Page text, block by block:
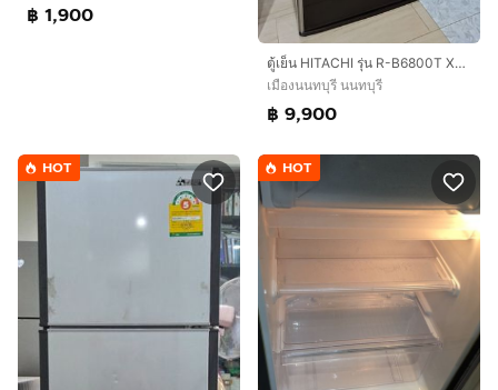
฿ 1,900
ตู้เย็น HITACHI รุ่น R-B6800T XT 6 ประตู ขนาด 24.5 คิว งานช่าง ปรับนิดหน่อยใช้งานได้
เมืองนนทบุรี นนทบุรี
฿ 9,900
HOT HOT